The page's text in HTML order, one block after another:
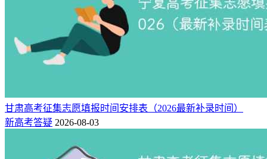
甘肃高考征集志愿填报时间安排表（2026最新补录时间）
新高考答疑 2026-08-03